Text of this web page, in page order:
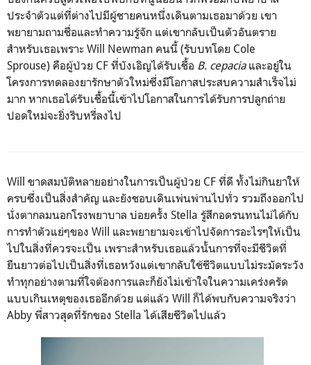
ประจำตัวแต่ที่ต่างไปมีผู้ชายคนหนึ่งเดินตามเธอมาด้วย เขา
พยายามถามชื่อและทำความรู้จัก แต่เขากลับเป็นตัวอันตราย
สำหรับเธอเพราะ Will Newman คนนี้ (รับบทโดย Cole
Sprouse) คือผู้ป่วย CF ที่บังเอิญได้รับเชื้อ B. cepacia และอยู่ใน
โครงการทดลองยารักษาตัวใหม่ซึ่งมีโอกาสประสบความสำเร็จไม่
มาก หากเธอได้รับเชื้อนี้เข้าไปโอกาสในการได้รับการปลูกถ่าย
ปอดใหม่จะยิ่งริบหรี่ลงไป
Will ขาดสมบัติหลายอย่างในการเป็นผู้ป่วย CF ที่ดี ทั้งไม่กินยาให้
ครบซึ่งเป็นสิ่งสำคัญ และยังชอบเดินเพ่นพ่านไปทั่ว รวมถึงออกไป
นั่งตากลมนอกโรงพยาบาล บ่อยครั้ง Stella รู้สึกอดรนทนไม่ได้กับ
การทำตัวแย่ๆของ Will
และพยายามจะเข้าไปจัดการอะไรๆให้เป็น
ไปในสิ่งที่ควรจะเป็น เพราะสำหรับเธอแล้วนั้นการที่จะมีชีวิตที่
ยืนยาวต่อไปเป็นสิ่งที่เธอหวังแต่เขากลับใช้ชีวิตแบบไม่ระมัดระวัง
ทำทุกอย่างตามที่ใจต้องการและก็ยังไม่เข้าใจในความเคร่งครัด
แบบเกินเหตุของเธออีกด้วย แต่แล้ว Will ก็ได้พบกับความจริงว่า
Abby พี่สาวสุดที่รักของ Stellaได้เสียชีวิตไปแล้ว